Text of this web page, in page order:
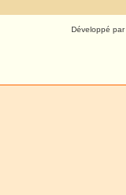
Développé par